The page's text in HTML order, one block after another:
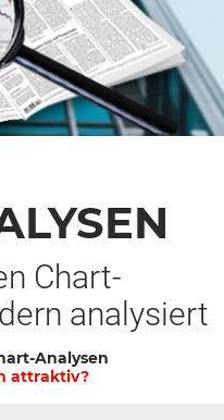
Chart-
analysiert
Analysen
attraktiv?